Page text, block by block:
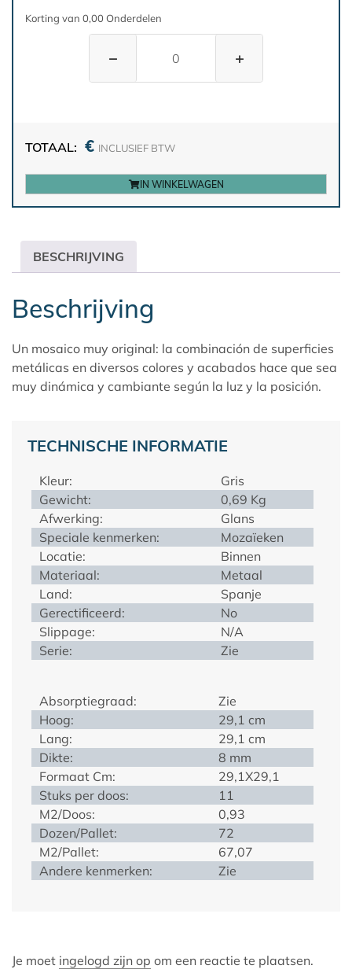
Korting van 0,00 Onderdelen
− +
TOTAAL: € INCLUSIEF BTW
IN WINKELWAGEN
BESCHRIJVING
Beschrijving
Un mosaico muy original: la combinación de superficies
metálicas en diversos colores y acabados hace que sea
muy dinámica y cambiante según la luz y la posición.
TECHNISCHE INFORMATIE
Kleur:
Gris
Gewicht:
0,69 Kg
Afwerking:
Glans
Speciale kenmerken:
Mozaïeken
Locatie:
Binnen
Materiaal:
Metaal
Land:
Spanje
Gerectificeerd:
No
Slippage:
N/A
Serie:
Zie
Absorptiegraad:
Zie
Hoog:
29,1 cm
Lang:
29,1 cm
Dikte:
8 mm
Formaat Cm:
29,1X29,1
Stuks per doos:
11
M2/Doos:
0,93
Dozen/Pallet:
72
M2/Pallet:
67,07
Andere kenmerken:
Zie
Je moet ingelogd zijn op om een reactie te plaatsen.